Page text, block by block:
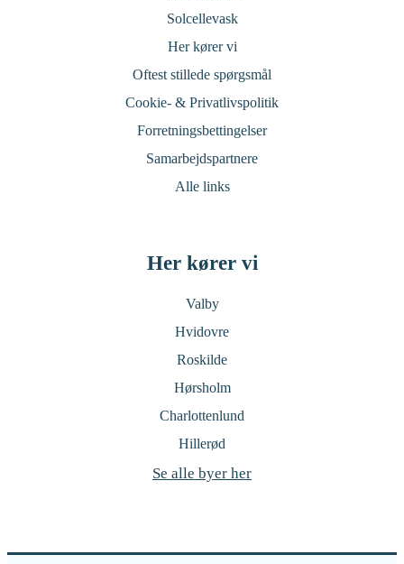
Solcellevask
Her kører vi
Oftest stillede spørgsmål
Cookie- & Privatlivspolitik
Forretningsbettingelser
Samarbejdspartnere
Alle links
Her kører vi
Valby
Hvidovre
Roskilde
Hørsholm
Charlottenlund
Hillerød
Se alle byer her